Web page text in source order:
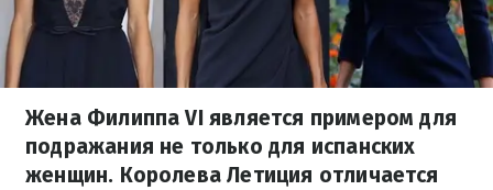
Жена Филиппа VI является примером для
подражания не только для испанских
женщин. Королева Летиция отличается